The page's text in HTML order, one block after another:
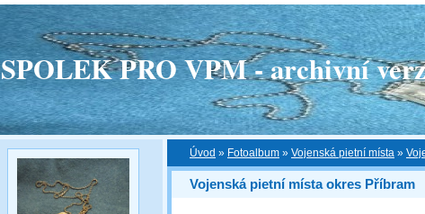
SPOLEK PRO VPM - archivní
Úvod » Fotoalbum » Vojenská pietní místa »
Vojenská pietní místa okres Příbram